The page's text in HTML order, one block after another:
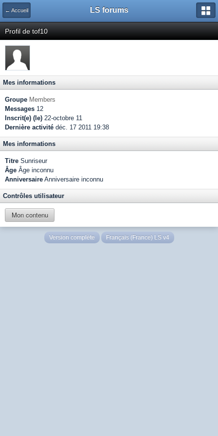
← Accueil LS forums
Profil de tof10
Mes informations
Groupe Members
Messages 12
Inscrit(e) (le) 22-octobre 11
Dernière activité déc. 17 2011 19:38
Mes informations
Titre Sunriseur
Âge Âge inconnu
Anniversaire Anniversaire inconnu
Contrôles utilisateur
Mon contenu
Version complète Français (France) LS v4